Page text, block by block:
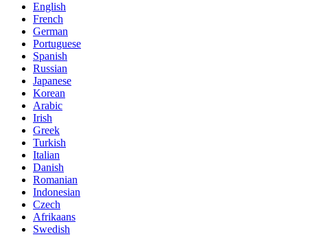
English
French
German
Portuguese
Spanish
Russian
Japanese
Korean
Arabic
Irish
Greek
Turkish
Italian
Danish
Romanian
Indonesian
Czech
Afrikaans
Swedish